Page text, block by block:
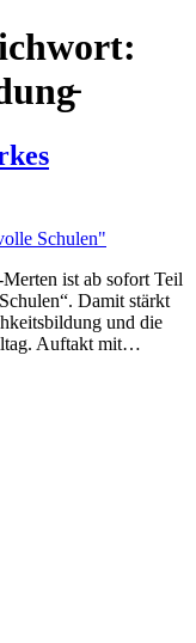
ist ab sofort Teil
Damit stärkt
und die
Auftakt mit…